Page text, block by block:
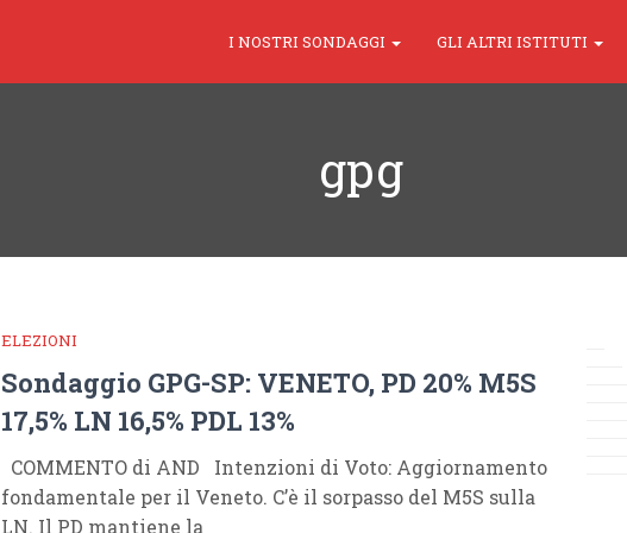
I NOSTRI SONDAGGI GLI ALTRI ISTITUTI
gpg
ELEZIONI
Sondaggio GPG-SP: VENETO, PD 20% M5S
17,5% LN 16,5% PDL 13%
COMMENTO di AND Intenzioni di Voto: Aggiornamento
fondamentale per il Veneto. C’è il sorpasso del M5S sulla
LN. Il PD mantiene la